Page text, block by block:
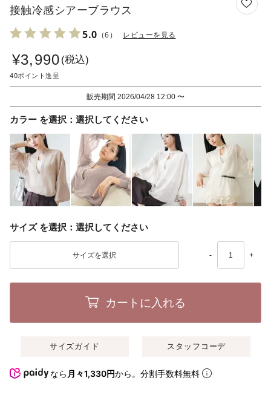
接触冷感シアーブラウス
5.0 （6） レビューを見る
¥3,990 税込
40
販売期間 2026/04/28 12:00 〜
カラー 選択してください
サイズ 選択してください
- +
カートに入れる
サイズガイド スタッフコーデ
なら 月々1,330円から。分割手数料無料